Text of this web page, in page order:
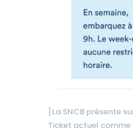
[La SNCB présente
Ticket actuel comme